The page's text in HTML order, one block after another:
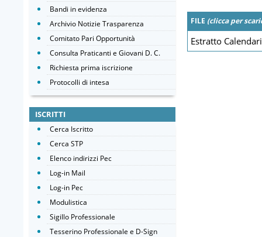
FILE (clicca per
Estratto
Bandi in evidenza
Archivio Notizie Trasparenza
Comitato Pari Opportunità
Consulta Praticanti e Giovani D. C.
Richiesta prima iscrizione
Protocolli di intesa
ISCRITTI
Cerca Iscritto
Cerca STP
Elenco indirizzi Pec
Log-in Mail
Log-in Pec
Modulistica
Sigillo Professionale
Tesserino Professionale e D-Sign